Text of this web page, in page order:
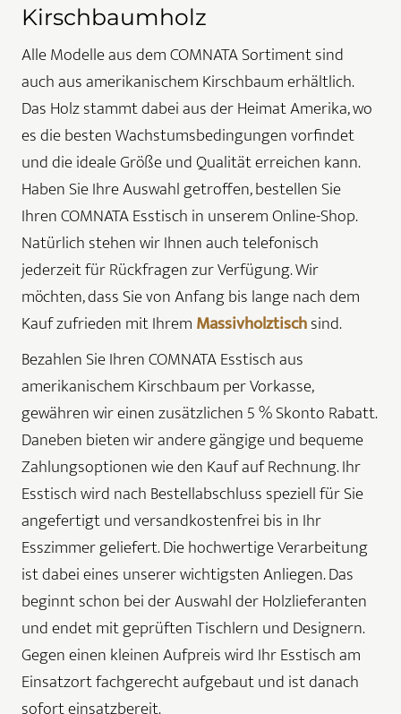
Kirschbaumholz
Alle Modelle aus dem COMNATA Sortiment sind
auch aus amerikanischem Kirschbaum erhältlich.
Das Holz stammt dabei aus der Heimat Amerika, wo
es die besten Wachstumsbedingungen vorfindet
und die ideale Größe und Qualität erreichen kann.
Haben Sie Ihre Auswahl getroffen, bestellen Sie
Ihren COMNATA Esstisch in unserem Online-Shop.
Natürlich stehen wir Ihnen auch telefonisch
jederzeit für Rückfragen zur Verfügung. Wir
möchten, dass Sie von Anfang bis lange nach dem
Kauf zufrieden mit IhremMassivholztischsind.
Bezahlen Sie Ihren COMNATA Esstisch aus
amerikanischem Kirschbaum per Vorkasse,
gewähren wir einen zusätzlichen 5 % Skonto Rabatt.
Daneben bieten wir andere gängige und bequeme
Zahlungsoptionen wie den Kauf auf Rechnung. Ihr
Esstisch wird nach Bestellabschluss speziell für Sie
angefertigt und versandkostenfrei bis in Ihr
Esszimmer geliefert. Die hochwertige Verarbeitung
ist dabei eines unserer wichtigsten Anliegen. Das
beginnt schon bei der Auswahl der Holzlieferanten
und endet mit geprüften Tischlern und Designern.
Gegen einen kleinen Aufpreis wird Ihr Esstisch am
Einsatzort fachgerecht aufgebaut und ist danach